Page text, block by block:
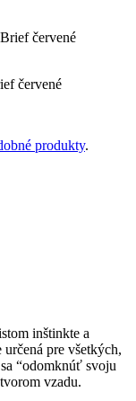
červené
produkty.
inštinkte a
určená pre všetkých,
“odomknúť svoju
vzadu.